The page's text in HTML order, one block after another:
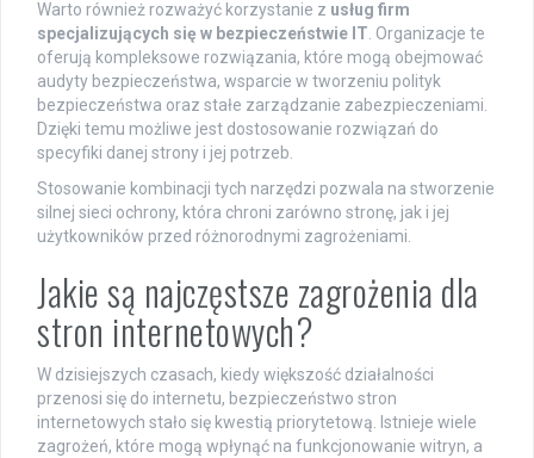
Warto również rozważyć korzystanie z usług firm
specjalizujących się w bezpieczeństwie IT . Organizacje te
oferują kompleksowe rozwiązania, które mogą obejmować
audyty bezpieczeństwa, wsparcie w tworzeniu polityk
bezpieczeństwa oraz stałe zarządzanie zabezpieczeniami.
Dzięki temu możliwe jest dostosowanie rozwiązań do
specyfiki danej strony i jej potrzeb.
Stosowanie kombinacji tych narzędzi pozwala na stworzenie
silnej sieci ochrony, która chroni zarówno stronę, jak i jej
użytkowników przed różnorodnymi zagrożeniami.
Jakie są najczęstsze zagrożenia dla
stron internetowych?
W dzisiejszych czasach, kiedy większość działalności
przenosi się do internetu, bezpieczeństwo stron
internetowych stało się kwestią priorytetową. Istnieje wiele
zagrożeń, które mogą wpłynąć na funkcjonowanie witryn, a